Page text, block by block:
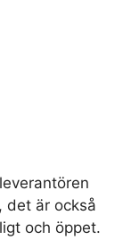
det är också
och öppet.